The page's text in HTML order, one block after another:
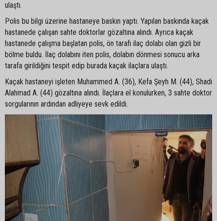
ulaştı.
Polis bu bilgi üzerine hastaneye baskın yaptı. Yapılan baskında kaçak
hastanede çalışan sahte doktorlar gözaltına alındı. Ayrıca kaçak
hastanede çalışma başlatan polis, ön tarafı ilaç dolabı olan gizli bir
bölme buldu. İlaç dolabını iten polis, dolabın dönmesi sonucu arka
tarafa girildiğini tespit edip burada kaçak ilaçlara ulaştı.
Kaçak hastaneyi işleten Muhammed A. (36), Kefa Şeyh M. (44), Shadi
Alahmad A. (44) gözaltına alındı. İlaçlara el konulurken, 3 sahte doktor
sorgularının ardından adliyeye sevk edildi.